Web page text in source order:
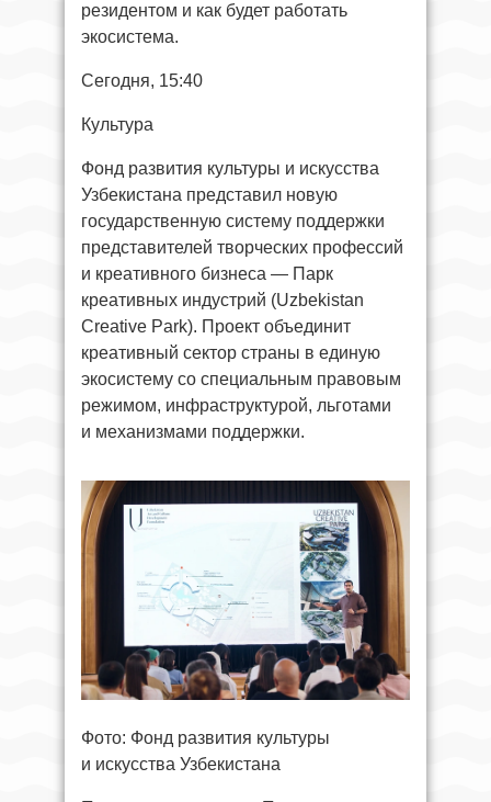
резидентом и как будет работать
экосистема.
Сегодня, 15:40
Культура
Фонд развития культуры и искусства
Узбекистана представил новую
государственную систему поддержки
представителей творческих профессий
и креативного бизнеса — Парк
креативных индустрий (Uzbekistan
Creative Park). Проект объединит
креативный сектор страны в единую
экосистему со специальным правовым
режимом, инфраструктурой, льготами
и механизмами поддержки.
Фото: Фонд развития культуры
и искусства Узбекистана